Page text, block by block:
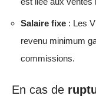
Salaire fixe : Les
revenu minimum
commissions.
En cas de